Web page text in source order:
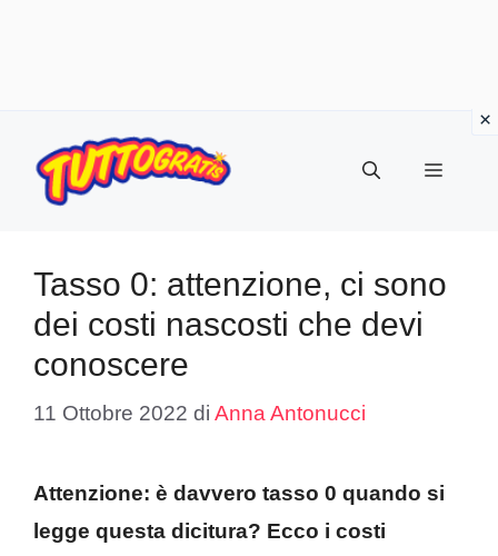
contenuto
Menu
Tasso 0: attenzione, ci sono
dei costi nascosti che devi
conoscere
11 Ottobre 2022 di Anna Antonucci
Attenzione: è davvero tasso 0 quando si
legge questa dicitura? Ecco i costi